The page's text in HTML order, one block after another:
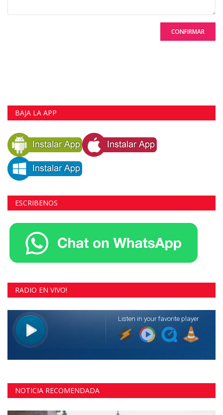
CONFIRMAR
BAJA LA APP
ESCRIBENOS
RADIO EN VIVO!
NOTICIA RECOMENDADA